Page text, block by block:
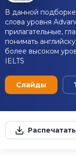
В данной
слова уровня
прилагательные,
понимать
более высоком
IELTS
Слайды
Распечатать